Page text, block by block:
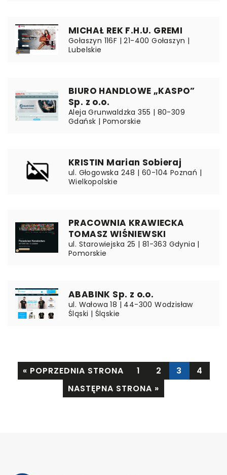
MICHAŁ REK F.H.U. GREMI
Gołaszyn 116F | 21-400 Gołaszyn |
Lubelskie
BIURO HANDLOWE „KASPO”
Sp. z o.o.
Aleja Grunwaldzka 355 | 80-309
Gdańsk | Pomorskie
KRISTIN Marian Sobieraj
ul. Głogowska 248 | 60-104 Poznań |
Wielkopolskie
PRACOWNIA KRAWIECKA
TOMASZ WIŚNIEWSKI
ul. Starowiejska 25 | 81-363 Gdynia |
Pomorskie
ABABINK Sp. z o.o.
ul. Wałowa 18 | 44-300 Wodzisław
Śląski | Śląskie
« POPRZEDNIA STRONA 1 2 3
4
NASTĘPNA STRONA »